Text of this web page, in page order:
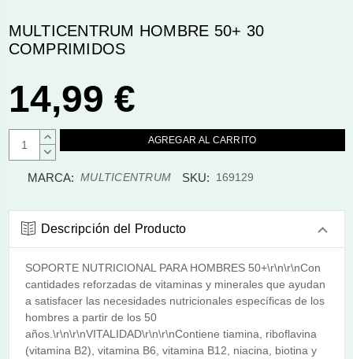
MULTICENTRUM HOMBRE 50+ 30
COMPRIMIDOS
14,99 €
AUMENTAR
CANTIDAD:
DISMINUIR
MARCA: MULTICENTRUM SKU: 169129
Descripción del Producto
SOPORTE NUTRICIONAL PARA HOMBRES 50+\r\n\r\nCon
cantidades reforzadas de vitaminas y minerales que ayudan
a satisfacer las necesidades nutricionales específicas de los
hombres a partir de los 50
años.\r\n\r\nVITALIDAD\r\n\r\nContiene tiamina, riboflavina
(vitamina B2), vitamina B6, vitamina B12, niacina, biotina y